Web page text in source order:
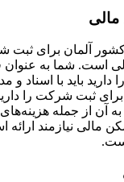
آلمان برای ثبت
است. شما به
باید با اسناد و
ثبت شرکت را
آن از جمله هزینه‌های
مالی نیازمند ارائه